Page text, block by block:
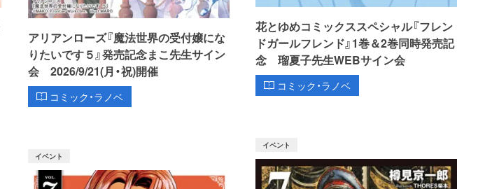
アリアンローズ『魔法世界の受付嬢にな
りたいです５』発売記念まこ先生サイン
会 2026/9/21(月・祝)開催
コミック・ラノベ
花とゆめコミックススペシャル『フレン
ドガールフレンド』1巻＆2巻同時発売記
念 瑠夏子先生WEBサイン会
コミック・ラノベ
イベント
イベント